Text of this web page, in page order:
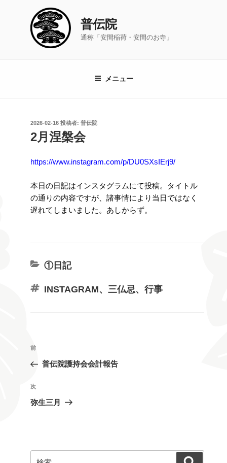
普伝院
通称「安間稲荷・安間のお寺」
メニュー
投
稿
日:
2026-02-16 投稿者: 普伝院
2月涅槃会
https://www.instagram.com/p/DU0SXsIErj9/
本日の日記はインスタグラムにて投稿。タイトル
の通りの内容ですが、諸事情により当日ではなく
遅れてしまいました。あしからず。
カ
ゴ
①日記
タ
INSTAGRAM、 三仏忌、 行事
投
ナ
ビ
ゲ
ン
前
の
稿
前
普伝院護持会会計報告
次
の
次
弥生三月